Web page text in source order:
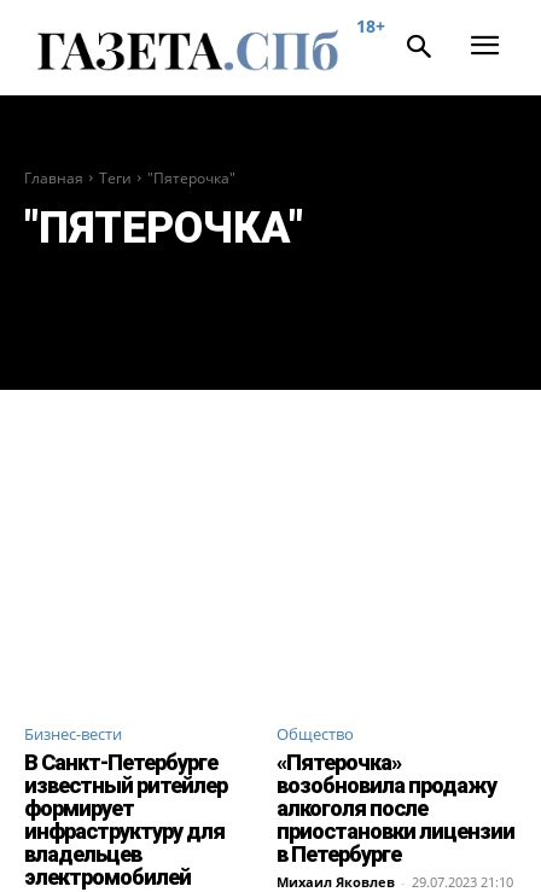
18+
Главная Теги "Пятерочка"
"ПЯТЕРОЧКА"
Бизнес-вести
В Санкт-Петербурге
известный ритейлер
формирует
инфраструктуру для
владельцев
электромобилей
Общество
«Пятерочка»
возобновила продажу
алкоголя после
приостановки лицензии
в Петербурге
Михаил Яковлев - 29.07.2023 21:10